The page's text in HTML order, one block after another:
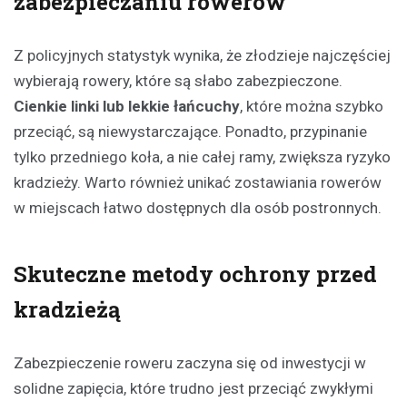
Z policyjnych statystyk wynika, że złodzieje najczęściej
wybierają rowery, które są słabo zabezpieczone.
Cienkie linki lub lekkie łańcuchy, które można szybko
przeciąć, są niewystarczające. Ponadto, przypinanie
tylko przedniego koła, a nie całej ramy, zwiększa ryzyko
kradzieży. Warto również unikać zostawiania rowerów
w miejscach łatwo dostępnych dla osób postronnych.
Skuteczne metody ochrony przed
kradzieżą
Zabezpieczenie roweru zaczyna się od inwestycji w
solidne zapięcia, które trudno jest przeciąć zwykłymi